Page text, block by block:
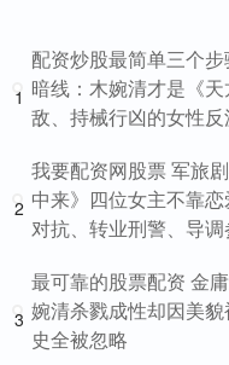
1
配资炒股最简单三个
暗线：木婉清才是《
敌、持械行凶的女性反
2
我要配资网股票 军旅
中来》四位女主不靠
对抗、转业刑警、导
3
最可靠的股票配资 金
婉清杀戮成性却因美
史全被忽略